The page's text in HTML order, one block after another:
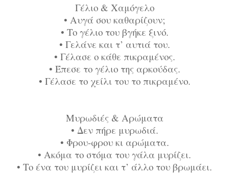
Γέλιο & Χαμόγελο
• Αυγά σου καθαρίζουν;
• Το γέλιο του βγήκε ξινό.
• Γελάνε και τ’ αυτιά του.
• Γέλασε ο κάθε πικραμένος.
• Έπεσε το γέλιο της αρκούδας.
• Γέλασε το χείλι του το πικραμένο.
Μυρωδιές & Αρώματα
• Δεν πήρε μυρωδιά.
• Φρου-φρου κι αρώματα.
• Ακόμα το στόμα του γάλα μυρίζει.
• Το ένα του μυρίζει και τ’ άλλο του βρωμάει.